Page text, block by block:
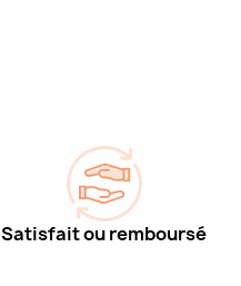
Satisfait ou remboursé